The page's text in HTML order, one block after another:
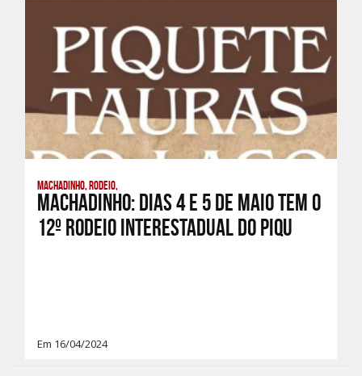
Machadinho, Rodeio,
Machadinho: Dias 4 e 5 de maio tem o
12º Rodeio Interestadual do Piqu
Em 16/04/2024